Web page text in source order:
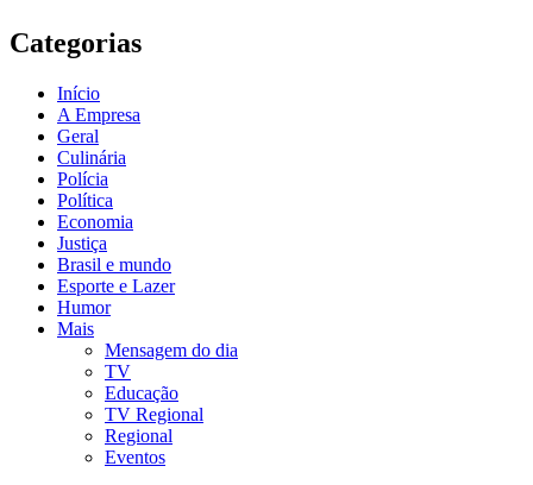
Categorias
Início
A Empresa
Geral
Culinária
Polícia
Política
Economia
Justiça
Brasil e mundo
Esporte e Lazer
Humor
Mais
Mensagem do dia
TV
Educação
TV Regional
Regional
Eventos